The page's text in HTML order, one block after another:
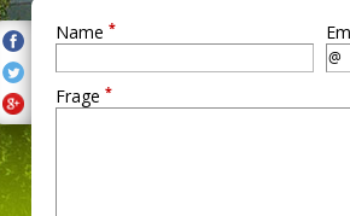
Name *
Frage *